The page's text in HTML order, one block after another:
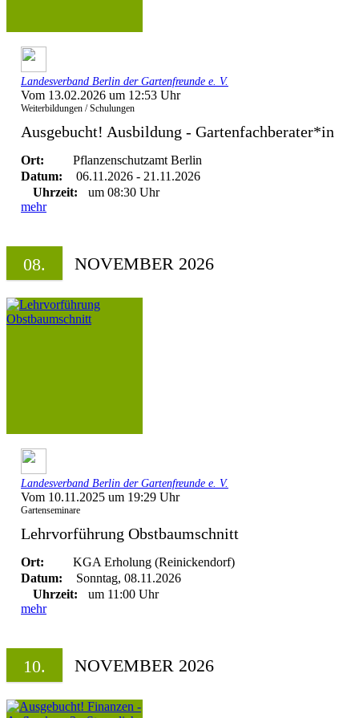
Landesverband Berlin der Gartenfreunde e. V.
Vom 13.02.2026 um 12:53 Uhr
Weiterbildungen / Schulungen
Ausgebucht! Ausbildung - Gartenfachberater*in
Ort:
Pflanzenschutzamt Berlin
Datum:
06.11.2026 - 21.11.2026
Uhrzeit:
um 08:30 Uhr
mehr
08. NOVEMBER 2026
Landesverband Berlin der Gartenfreunde e. V.
Vom 10.11.2025 um 19:29 Uhr
Gartenseminare
Lehrvorführung Obstbaumschnitt
Ort:
KGA Erholung (Reinickendorf)
Datum:
Sonntag, 08.11.2026
Uhrzeit:
um 11:00 Uhr
mehr
10. NOVEMBER 2026